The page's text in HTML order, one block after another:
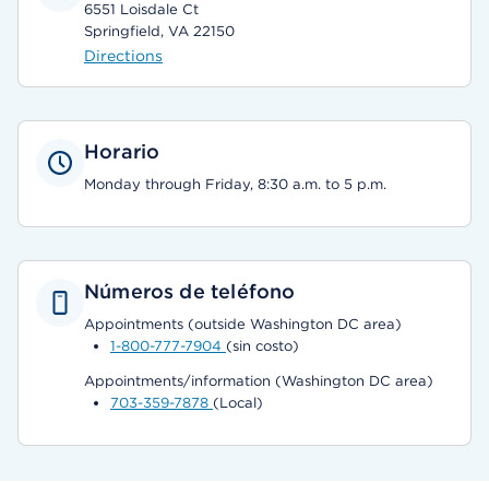
6551 Loisdale Ct
Springfield, VA 22150
Directions
Horario
Monday through Friday, 8:30 a.m. to 5 p.m.
Números de teléfono
Appointments (outside Washington DC area)
1-800-777-7904 (sin costo)
Appointments/information (Washington DC area)
703-359-7878 (Local)